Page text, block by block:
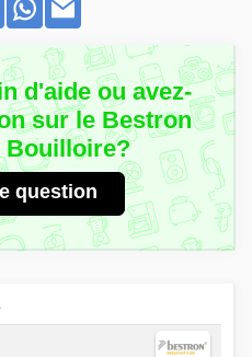
d'aide ou avez-
sur le Bestron
Bouilloire?
question